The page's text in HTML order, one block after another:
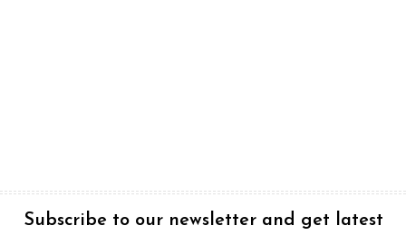
Subscribe to our newsletter and get latest